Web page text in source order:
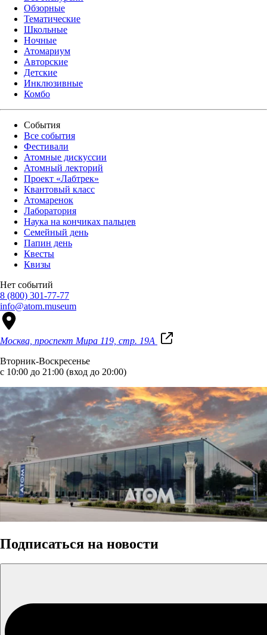
Обзорные
Тематические
Школьные
Ночные
Атомариум
Авторские
Детские
Инклюзивные
Комбо
События
Все события
Фестивали
Атомные дискуссии
Атомный лекторий
Проект «Лабтрек»
Квантовый класс
Атомаренок
Лаборатория
Наука на кончиках пальцев
Семейный день
Папин день
Квесты
Квизы
Нет событий
8 (800) 301-77-77
info@atom.museum
Москва, проспект Мира 119, стр. 19А
Вторник-Воскресенье
с 10:00 до 21:00 (вход до 20:00)
Подписаться на новости